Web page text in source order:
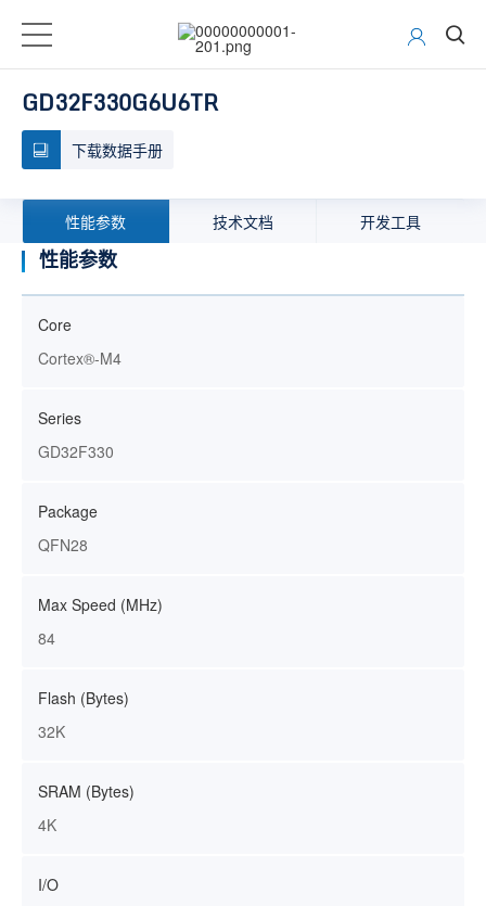
GD32F330G6U6TR
下载数据手册
性能参数 技术文档 开发工具
性能参数
Core
Cortex®-M4
Series
GD32F330
Package
QFN28
Max Speed (MHz)
84
Flash (Bytes)
32K
SRAM (Bytes)
4K
I/O